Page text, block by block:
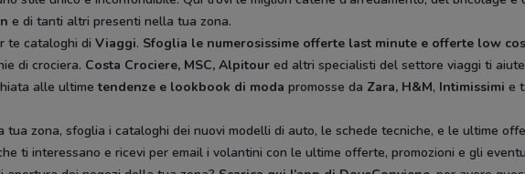
e di tanti altri presenti nella tua zona.
te cataloghi di Viaggi. Sfoglia le numerosissime offerte last minute e offerte low
di crociera. Costa Crociere, MSC, Alpitour ed altri specialisti del settore viaggi ti
alle ultimetendenze e lookbook di moda promosse da Zara, H&M, Intimissimi e
zona, sfoglia i cataloghi dei nuovi modelli di auto, le schede tecniche, e le ultime
ti interessano e ricevi per email i volantini con le ultime offerte, promozioni e gli